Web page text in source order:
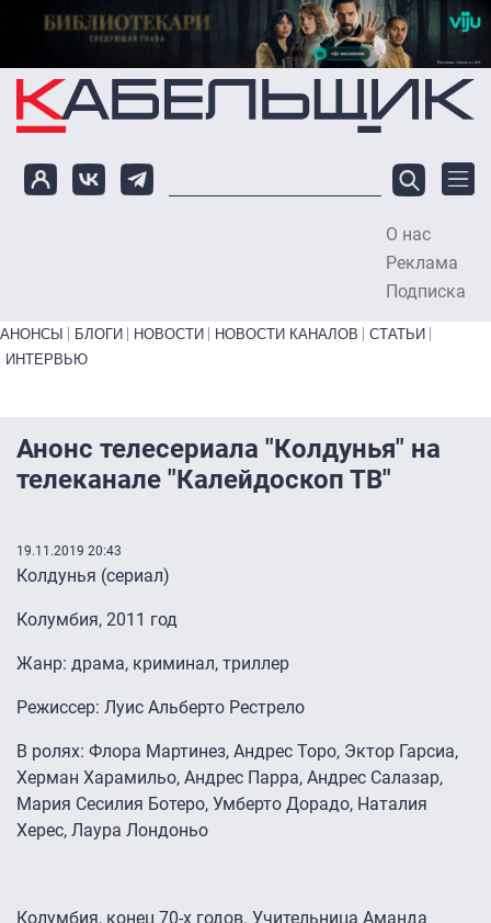
Перейти к основному содержанию
О нас
Реклама
Подписка
Primary links bottom
АНОНСЫ БЛОГИ НОВОСТИ НОВОСТИ КАНАЛОВ
СТАТЬИ
ИНТЕРВЬЮ
Анонс телесериала "Колдунья" на
телеканале "Калейдоскоп ТВ"
19.11.2019 20:43
Колдунья (сериал)
Колумбия, 2011 год
Жанр: драма, криминал, триллер
Режиссер: Луис Альберто Рестрело
В ролях: Флора Мартинез, Андрес Торо, Эктор Гарсиа,
Херман Харамильо, Андрес Парра, Андрес Салазар,
Мария Сесилия Ботеро, Умберто Дорадо, Наталия
Херес, Лаура Лондоньо
Колумбия, конец 70-х годов. Учительница Аманда